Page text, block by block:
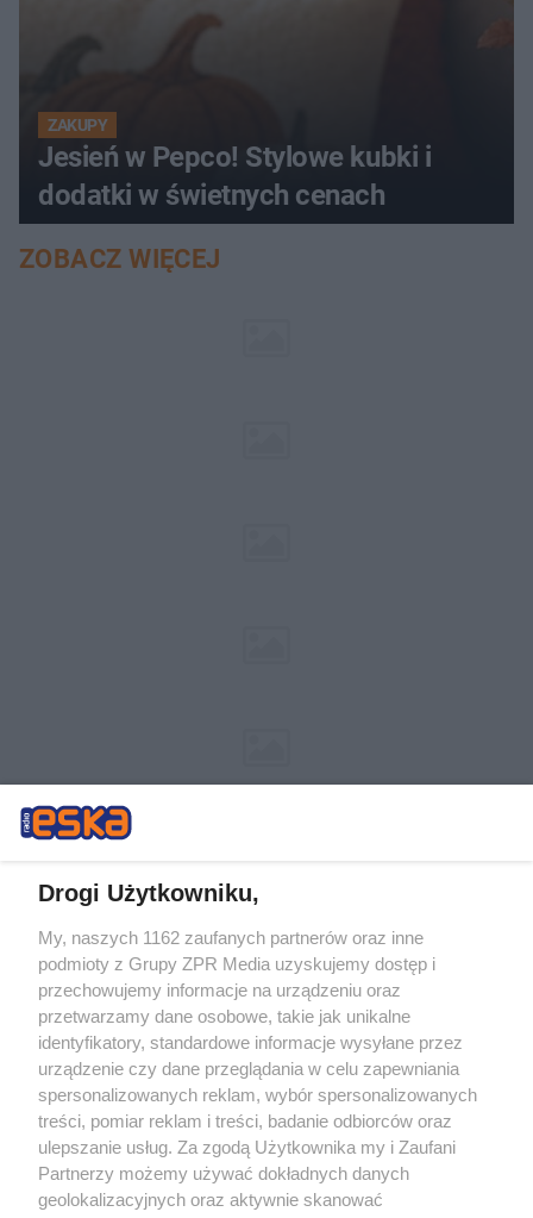
ZAKUPY
Jesień w Pepco! Stylowe kubki i
dodatki w świetnych cenach
ZOBACZ WIĘCEJ
Żaden utwór zamieszczony w serwisie nie może być powielany i
rozpowszechniany lub dalej rozpowszechniany w jakikolwiek sposób (w
tym także elektroniczny lub mechaniczny) na jakimkolwiek polu
eksploatacji w jakiejkolwiek formie, włącznie z umieszczaniem w
Internecie bez pisemnej zgody właściciela praw. Jakiekolwiek użycie lub
wykorzystanie utworów w całości lub w części z naruszeniem prawa,
tzn. bez właściwej zgody, jest zabronione pod groźbą kary i może być
ścigane prawnie.
Drogi Użytkowniku,
My, naszych 1162 zaufanych partnerów oraz inne
podmioty z Grupy ZPR Media uzyskujemy dostęp i
przechowujemy informacje na urządzeniu oraz
przetwarzamy dane osobowe, takie jak unikalne
identyfikatory, standardowe informacje wysyłane przez
urządzenie czy dane przeglądania w celu zapewniania
spersonalizowanych reklam, wybór spersonalizowanych
treści, pomiar reklam i treści, badanie odbiorców oraz
ulepszanie usług. Za zgodą Użytkownika my i Zaufani
Partnerzy możemy używać dokładnych danych
geolokalizacyjnych oraz aktywnie skanować